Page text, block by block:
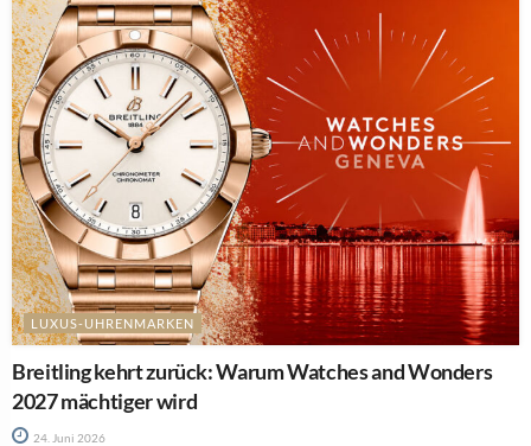
LUXUS-UHRENMARKEN
Breitling kehrt zurück: Warum Watches and Wonders
2027 mächtiger wird
24. Juni 2026